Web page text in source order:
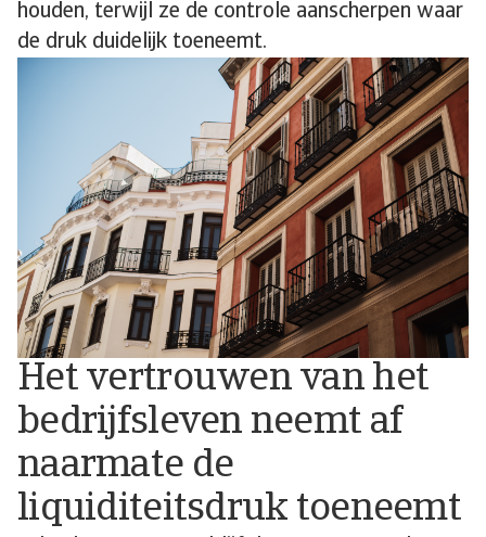
houden, terwijl ze de controle aanscherpen waar
de druk duidelijk toeneemt.
Het vertrouwen van het
bedrijfsleven neemt af
naarmate de
liquiditeitsdruk toeneemt